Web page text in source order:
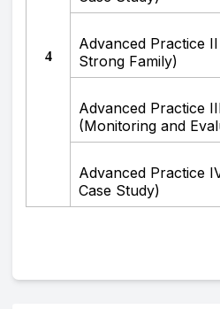
4
Advanced Practice
Strong Family)
Advanced Practice
(Monitoring and
Advanced Practice
Case Study)